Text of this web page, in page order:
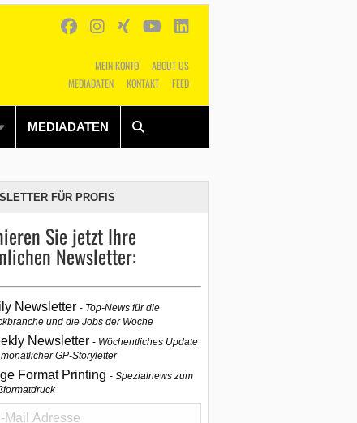
MEIN KONTO
ABOUT US
MEDIADATEN
KONTAKT FEED
MEDIADATEN
Shop SUCHEN
FÜR PROFIS
Sie jetzt Ihre
Newsletter:
Newsletter Top-News für die
und die Jobs der Woche
Newsletter Wöchentliches Update
GP-Storyletter
Format Printing Spezialnews zum